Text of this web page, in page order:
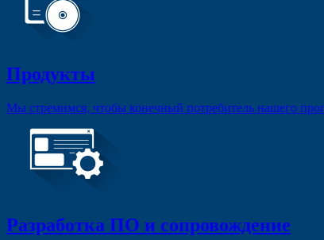
Продукты
Мы стремимся, чтобы конечный потребитель нашего
Разработка ПО и сопровождение